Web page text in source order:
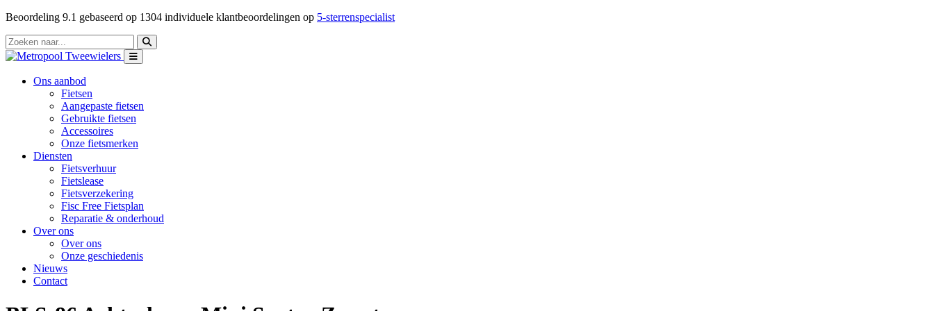
Beoordeling 9.1 gebaseerd op 1304 individuele klantbeoordelingen op 5-sterrenspecialist
Ons aanbod
Fietsen
Aangepaste fietsen
Gebruikte fietsen
Accessoires
Onze fietsmerken
Diensten
Fietsverhuur
Fietslease
Fietsverzekering
Fisc Free Fietsplan
Reparatie & onderhoud
Over ons
Over ons
Onze geschiedenis
Nieuws
Contact